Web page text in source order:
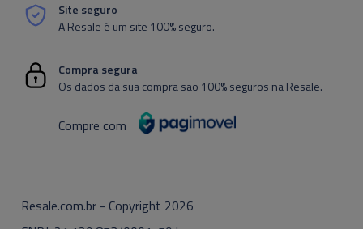
Site seguro
A Resale é um site 100% seguro.
Compra segura
Os dados da sua compra são 100% seguros na Resale.
Compre com
Resale.com.br - Copyright 2026